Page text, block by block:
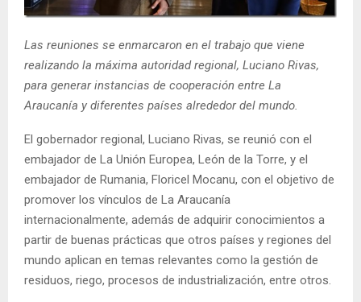
Las reuniones se enmarcaron en el trabajo que viene
realizando la máxima autoridad regional, Luciano Rivas,
para generar instancias de cooperación entre La
Araucanía y diferentes países alrededor del mundo.
El gobernador regional, Luciano Rivas, se reunió con el
embajador de La Unión Europea, León de la Torre, y el
embajador de Rumania, Floricel Mocanu, con el objetivo de
promover los vínculos de La Araucanía
internacionalmente, además de adquirir conocimientos a
partir de buenas prácticas que otros países y regiones del
mundo aplican en temas relevantes como la gestión de
residuos, riego, procesos de industrialización, entre otros.